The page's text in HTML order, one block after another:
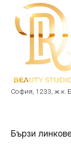
София, 1233, ж.к.
Бързи